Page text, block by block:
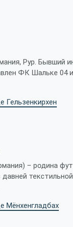
Рур. Бывший
ФК Шальке 04
Гельзенкирхен
– родина
Мёнхенгладбах